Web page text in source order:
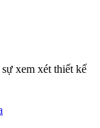
xem xét thiết kế